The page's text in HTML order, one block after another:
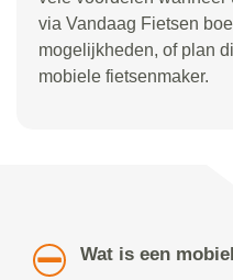
via Vandaag Fietsen
mogelijkheden, of plan
mobiele fietsenmaker.
Wat is een